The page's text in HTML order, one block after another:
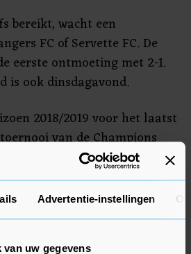
Advertentie-instellingen
uw gegevens
bereikt, wacht een
FC of Servette FC. De
eerste ontmoeting met 2-1.
is ook dinsdagavond.
2018/2019 voor het laatst
van de Champions
Feyenoord is al
de poulefase.